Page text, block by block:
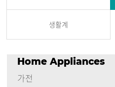
생활계
Home Appliances
가전